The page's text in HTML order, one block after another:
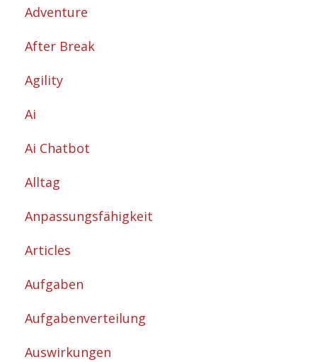
Adventure
After Break
Agility
Ai
Ai Chatbot
Alltag
Anpassungsfähigkeit
Articles
Aufgaben
Aufgabenverteilung
Auswirkungen